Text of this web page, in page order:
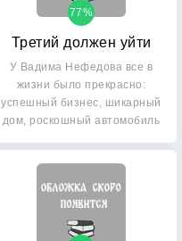
Третий должен уйти
77%
У Вадима Нефедова все в
жизни было прекрасно:
успешный бизнес, шикарный
дом, роскошный автомобиль